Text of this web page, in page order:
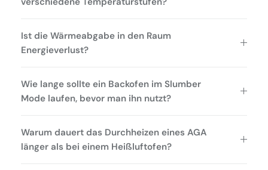
Ist die Wärmeabgabe in den Raum
Energieverlust?
Wie lange sollte ein Backofen im Slumber
Mode laufen, bevor man ihn nutzt?
Warum dauert das Durchheizen eines AGA
länger als bei einem Heißluftofen?